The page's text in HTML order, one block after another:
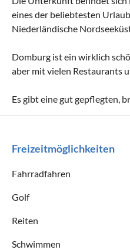
eines der beliebtesten
Niederländische
Domburg ist ein wirklich
aber mit vielen Restaurants
Es gibt eine gut gepflegten,
Freizeitmöglichkeiten
Fahrradfahren
Golf
Reiten
Schwimmen